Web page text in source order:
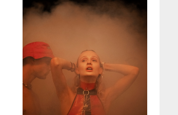
12 341